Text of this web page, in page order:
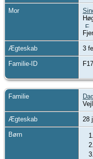
Mor
Ægteskab 3
Familie-ID
Familie
Ægteskab 28
Børn 1.
2.
3.